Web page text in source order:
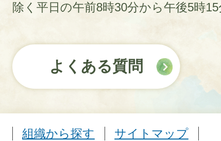
除く平日の午前8時30分から午後5時
よくある質問
組織から探す
サイトマップ